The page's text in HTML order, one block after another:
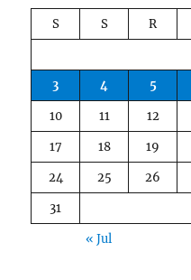
S S R
3
4 5
10
11 12
17
18 19
24
25 26
31
« Jul